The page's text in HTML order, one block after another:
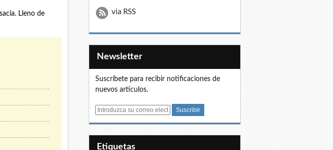
Lleno de
via RSS
Newsletter
Suscríbete para recibir notificaciones de
nuevos artículos.
E
Etiquetas